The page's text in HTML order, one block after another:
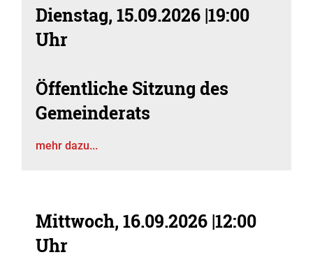
Dienstag, 15.09.2026 |19:00
Uhr
Öffentliche Sitzung des
Gemeinderats
mehr dazu...
Mittwoch, 16.09.2026 |12:00
Uhr